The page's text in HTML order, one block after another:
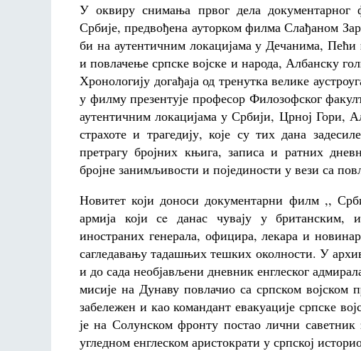
У оквиру снимања првог дела
Србије, предвођена ауторком филма Слађаном
би на аутентичним локацијама у Дечанима,
и повлачење српске војске и народа, Албанску
Хронологију догађаjа од тренутка велике
у филму презентује професор Филозофског
аутентичним локацијама у Србији, Црној Гори,
страхоте и трагедију, које су тих дана
претрагу бројних књига, записа и ратних
бројне занимљивости и појединости у вези са
Новитет који доноси документарни филм ,,
армија који сe данас чувају у британским,
иностраних генерала, официра, лекара и
сагледавању тадашњих тешких околности. У
и до сада необјављени дневник енглеског
мисије на Дунаву повлачио са српском војском
забележен и као командант евакуације српске
је на Солунском фронту постао лични
угледном енглеском аристократи у српској